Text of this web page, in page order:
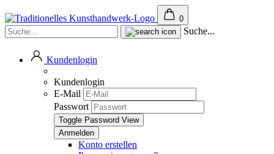
0
Suche...
Kundenlogin
Kundenlogin
E-Mail
Passwort
Toggle Password View
Konto erstellen